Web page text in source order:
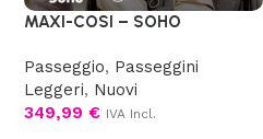
MAXI-COSI – SOHO
Passeggio, Passeggini
Leggeri, Nuovi
349,99 € IVA Incl.